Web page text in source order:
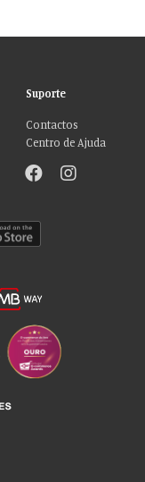
Suporte
Contactos
Centro de Ajuda
fornecer recursos